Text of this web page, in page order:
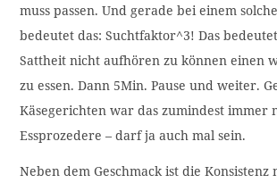
muss passen. Und gerade bei einem
bedeutet das: Suchtfaktor^3! Das
Sattheit nicht aufhören zu können einen
zu essen. Dann 5Min. Pause und weiter.
Käsegerichten war das zumindest immer
Essprozedere – darf ja auch mal sein.
Neben dem Geschmack ist die